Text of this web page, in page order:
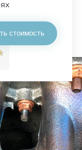
стоимость